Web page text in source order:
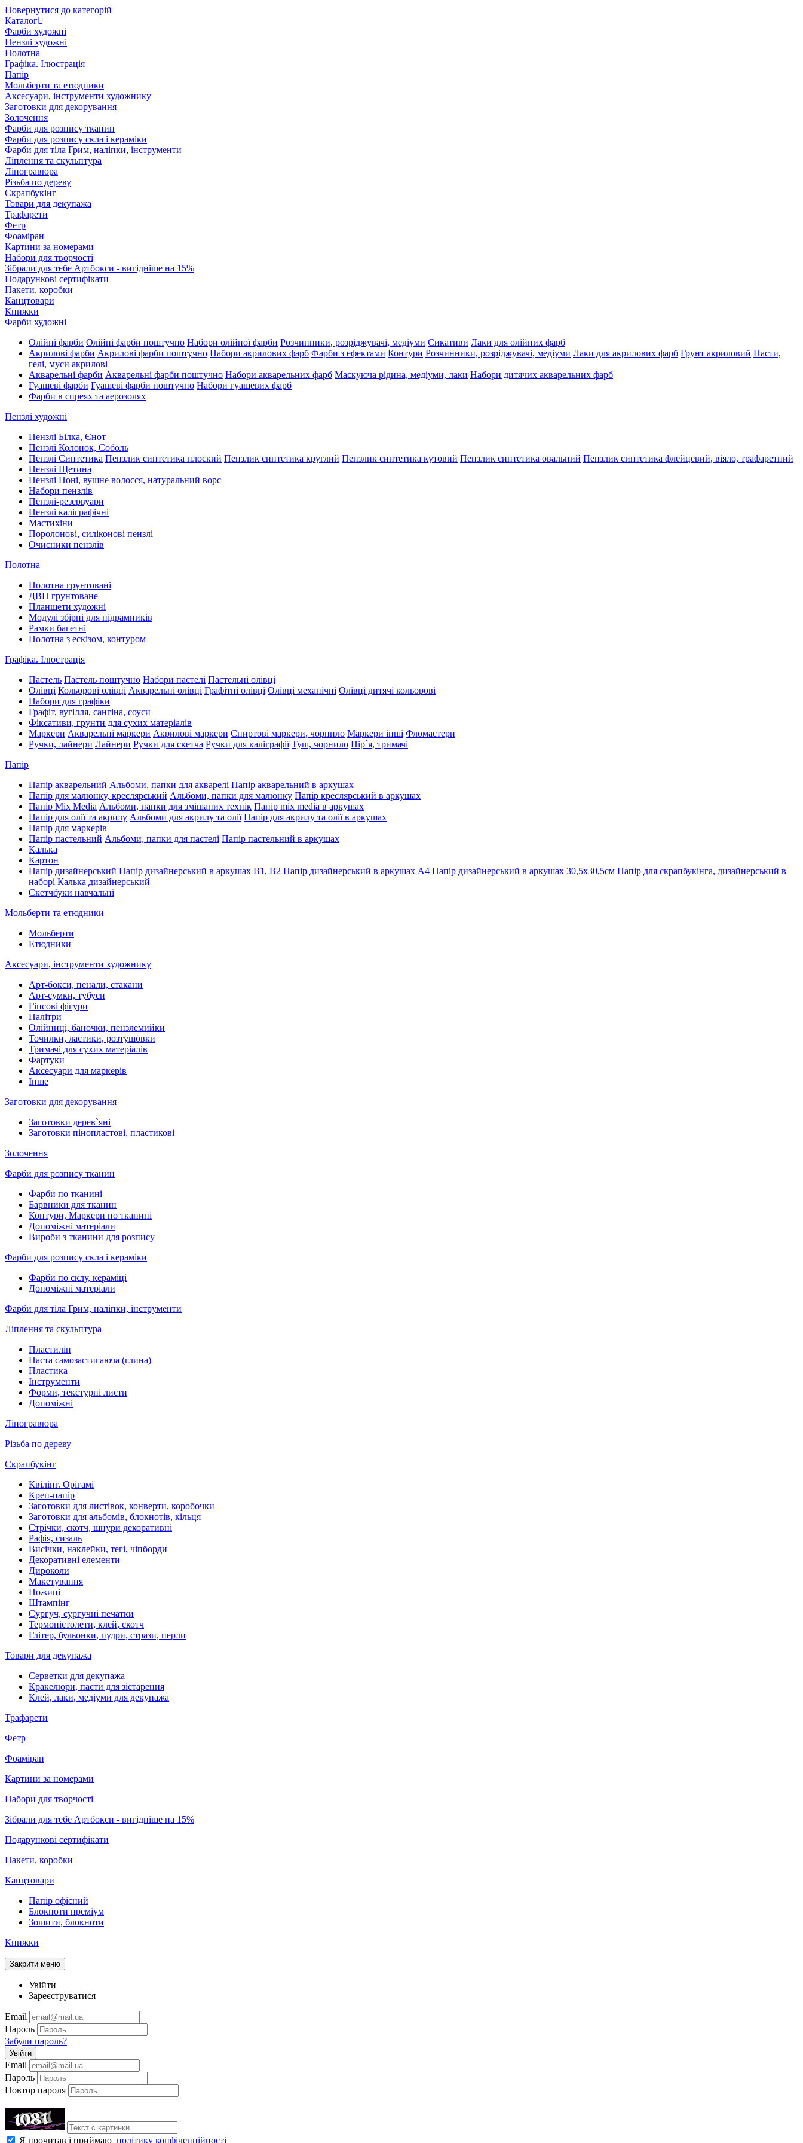
Повернутися до категорій
Каталог
Фарби художні
Пензлі художні
Полотна
Графіка. Ілюстрація
Папір
Мольберти та етюдники
Аксесуари, інструменти художнику
Заготовки для декорування
Золочення
Фарби для розпису тканин
Фарби для розпису скла і кераміки
Фарби для тіла Грим, наліпки, інструменти
Ліплення та скульптура
Ліногравюра
Різьба по дереву
Скрапбукінг
Товари для декупажа
Трафарети
Фетр
Фоаміран
Картини за номерами
Набори для творчості
Зібрали для тебе Артбокси - вигідніше на 15%
Подарункові сертифікати
Пакети, коробки
Канцтовари
Книжки
Фарби художні
Олійні фарби Олійні фарби поштучно Набори олійної фарби Розчинники, розріджувачі, медіуми Сикативи Лаки для олійних фарб
Акрилові фарби Акрилові фарби поштучно Набори акрилових фарб Фарби з ефектами Контури Розчинники, розріджувачі, медіуми Лаки для акрилових фарб Грунт акриловий Пасти,
гелі, муси акрилові
Акварельні фарби Акварельні фарби поштучно Набори акварельних фарб Маскуюча рідина, медіуми, лаки Набори дитячих акварельних фарб
Гуашеві фарби Гуашеві фарби поштучно Набори гуашевих фарб
Фарби в спреях та аерозолях
Пензлі художні
Пензлі Білка, Єнот
Пензлі Колонок, Соболь
Пензлі Синтетика Пензлик синтетика плоский Пензлик синтетика круглий Пензлик синтетика кутовий Пензлик синтетика овальний Пензлик синтетика флейцевий, віяло, трафаретний
Пензлі Щетина
Пензлі Поні, вушне волосся, натуральний ворс
Набори пензлів
Пензлі-резервуари
Пензлі каліграфічні
Мастихіни
Поролонові, силіконові пензлі
Очисники пензлів
Полотна
Полотна грунтовані
ДВП грунтоване
Планшети художні
Модулі збірні для підрамників
Рамки багетні
Полотна з ескізом, контуром
Графіка. Ілюстрація
Пастель Пастель поштучно Набори пастелі Пастельні олівці
Олівці Кольорові олівці Акварельні олівці Графітні олівці Олівці механічні Олівці дитячі кольорові
Набори для графіки
Графіт, вугілля, сангіна, соуси
Фіксативи, грунти для сухих матеріалів
Маркери Акварельні маркери Акрилові маркери Спиртові маркери, чорнило Маркери інші Фломастери
Ручки, лайнери Лайнери Ручки для скетча Ручки для каліграфії Туш, чорнило Пір`я, тримачі
Папір
Папір акварельний Альбоми, папки для акварелі Папір акварельний в аркушах
Папір для малюнку, креслярський Альбоми, папки для малюнку Папір креслярський в аркушах
Папір Mix Media Альбоми, папки для змішаних технік Папір mix media в аркушах
Папір для олії та акрилу Альбоми для акрилу та олії Папір для акрилу та олії в аркушах
Папір для маркерів
Папір пастельний Альбоми, папки для пастелі Папір пастельний в аркушах
Калька
Картон
Папір дизайнерський Папір дизайнерський в аркушах В1, В2 Папір дизайнерський в аркушах А4 Папір дизайнерський в аркушах 30,5х30,5см Папір для скрапбукінга, дизайнерський в
наборі Калька дизайнерський
Скетчбуки навчальні
Мольберти та етюдники
Мольберти
Етюдники
Аксесуари, інструменти художнику
Арт-бокси, пенали, стакани
Арт-сумки, тубуси
Гіпсові фігури
Палітри
Олійниці, баночки, пензлемийки
Точилки, ластики, розтушовки
Тримачі для сухих матеріалів
Фартуки
Аксесуари для маркерів
Інше
Заготовки для декорування
Заготовки дерев`яні
Заготовки пінопластові, пластикові
Золочення
Фарби для розпису тканин
Фарби по тканині
Барвники для тканин
Контури, Маркери по тканині
Допоміжні матеріали
Вироби з тканини для розпису
Фарби для розпису скла і кераміки
Фарби по склу, кераміці
Допоміжні матеріали
Фарби для тіла Грим, наліпки, інструменти
Ліплення та скульптура
Пластилін
Паста самозастигаюча (глина)
Пластика
Інструменти
Форми, текстурні листи
Допоміжні
Ліногравюра
Різьба по дереву
Скрапбукінг
Квілінг. Орігамі
Креп-папір
Заготовки для листівок, конверти, коробочки
Заготовки для альбомів, блокнотів, кільця
Стрічки, скотч, шнури декоративні
Рафія, сизаль
Висічки, наклейки, тегі, чіпборди
Декоративні елементи
Дироколи
Макетування
Ножиці
Штампінг
Сургуч, сургучні печатки
Термопістолети, клей, скотч
Глітер, бульонки, пудри, стрази, перли
Товари для декупажа
Серветки для декупажа
Кракелюри, пасти для зістарення
Клей, лаки, медіуми для декупажа
Трафарети
Фетр
Фоаміран
Картини за номерами
Набори для творчості
Зібрали для тебе Артбокси - вигідніше на 15%
Подарункові сертифікати
Пакети, коробки
Канцтовари
Папір офісний
Блокноти преміум
Зошити, блокноти
Книжки
Закрити меню
Увійти
Зареєструватися
Email
Пароль
Забули пароль?
Увійти
Email
Пароль
Повтор пароля
Я прочитав і приймаю політику конфіденційності